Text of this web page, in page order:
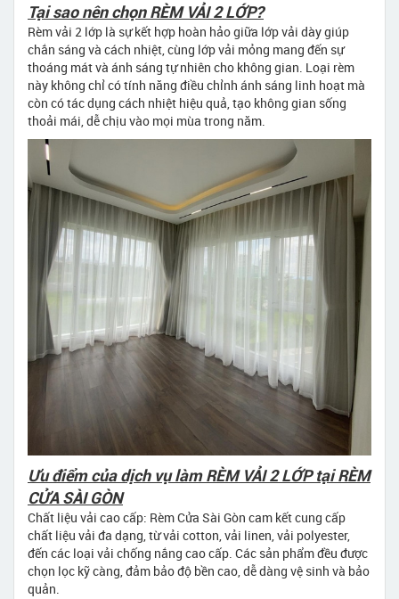
Tại sao nên chọn RÈM VẢI 2 LỚP?
Rèm vải 2 lớp là sự kết hợp hoàn hảo giữa lớp vải dày giúp
chắn sáng và cách nhiệt, cùng lớp vải mỏng mang đến sự
thoáng mát và ánh sáng tự nhiên cho không gian. Loại rèm
này không chỉ có tính năng điều chỉnh ánh sáng linh hoạt mà
còn có tác dụng cách nhiệt hiệu quả, tạo không gian sống
thoải mái, dễ chịu vào mọi mùa trong năm.
Ưu điểm của dịch vụ làm RÈM VẢI 2 LỚP tại RÈM
CỬA SÀI GÒN
Chất liệu vải cao cấp: Rèm Cửa Sài Gòn cam kết cung cấp
chất liệu vải đa dạng, từ vải cotton, vải linen, vải polyester,
đến các loại vải chống nắng cao cấp. Các sản phẩm đều được
chọn lọc kỹ càng, đảm bảo độ bền cao, dễ dàng vệ sinh và bảo
quản.